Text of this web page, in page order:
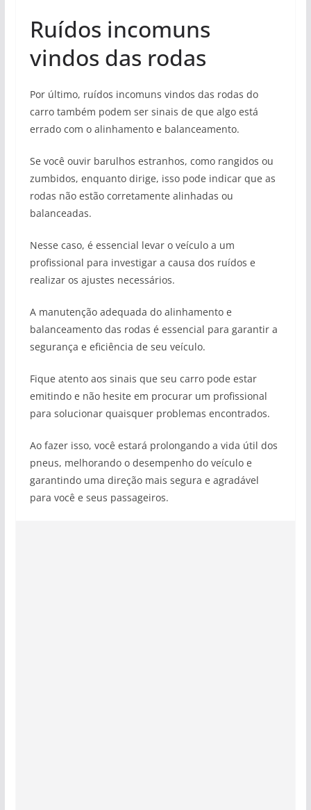
Ruídos incomuns
vindos das rodas
Por último, ruídos incomuns vindos das rodas do
carro também podem ser sinais de que algo está
errado com o alinhamento e balanceamento.
Se você ouvir barulhos estranhos, como rangidos ou
zumbidos, enquanto dirige, isso pode indicar que as
rodas não estão corretamente alinhadas ou
balanceadas.
Nesse caso, é essencial levar o veículo a um
profissional para investigar a causa dos ruídos e
realizar os ajustes necessários.
A manutenção adequada do alinhamento e
balanceamento das rodas é essencial para garantir a
segurança e eficiência de seu veículo.
Fique atento aos sinais que seu carro pode estar
emitindo e não hesite em procurar um profissional
para solucionar quaisquer problemas encontrados.
Ao fazer isso, você estará prolongando a vida útil dos
pneus, melhorando o desempenho do veículo e
garantindo uma direção mais segura e agradável
para você e seus passageiros.